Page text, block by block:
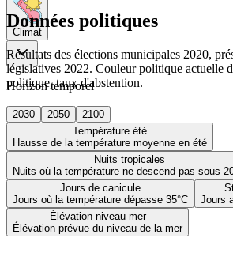
Climat
Horizon temporel
2030 2050
2100
Température été
Hausse de la température moyenne en été
Nuits tropicales
Nuits où la température ne descend pas sous
Jours de canicule
Jours où la température dépasse 35°C
Jours
Élévation niveau mer
Élévation prévue du niveau de la mer
Données politiques
Résultats des élections municipales 2020,
législatives 2022. Couleur politique actuelle
politique, taux d'abstention.